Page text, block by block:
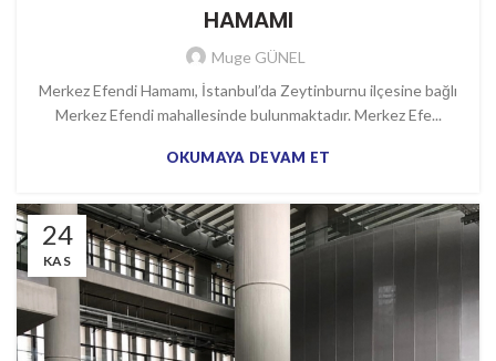
HAMAMI
Muge GÜNEL
Merkez Efendi Hamamı, İstanbul’da Zeytinburnu ilçesine bağlı
Merkez Efendi mahallesinde bulunmaktadır. Merkez Efe...
OKUMAYA DEVAM ET
24
KAS